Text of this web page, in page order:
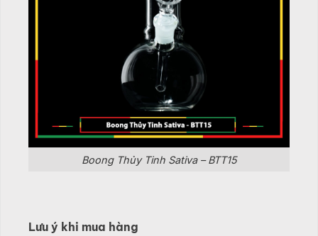
Boong Thủy Tinh Sativa – BTT15
Lưu ý khi mua hàng